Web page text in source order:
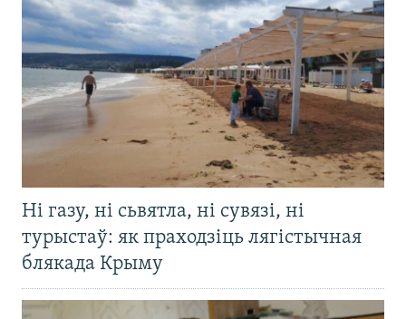
Ні газу, ні сьвятла, ні сувязі, ні
турыстаў: як праходзіць лягістычная
блякада Крыму